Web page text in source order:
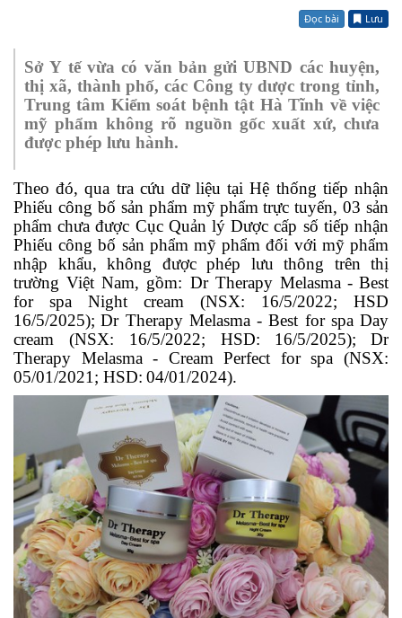
Đọc bài Lưu
Sở Y tế vừa có văn bản gửiUBND các huyện,
thị xã, thành phố, các Công ty dược trong tỉnh,
Trung tâm Kiểm soát bệnh tật Hà Tĩnh về việc
mỹ phẩm không rõ nguồn gốc xuất xứ, chưa
được phép lưu hành.
Theo đó, qua tra cứu dữ liệu tại Hệ thống tiếp nhận
Phiếu công bố sản phẩm mỹ phẩm trực tuyến,03 sản
phẩm chưa được Cục Quản lý Dược cấp số tiếp nhận
Phiếu công bố sản phẩm mỹ phẩm đối với mỹ phẩm
nhập khẩu, không được phép lưu thông trên thị
trường Việt Nam, gồm: Dr Therapy Melasma - Best
for spa Night cream (NSX: 16/5/2022; HSD
16/5/2025); Dr Therapy Melasma - Best for spa Day
cream (NSX: 16/5/2022;
HSD: 16/5/2025);
Dr
Therapy Melasma - Cream Perfect for spa (NSX:
05/01/2021; HSD: 04/01/2024).